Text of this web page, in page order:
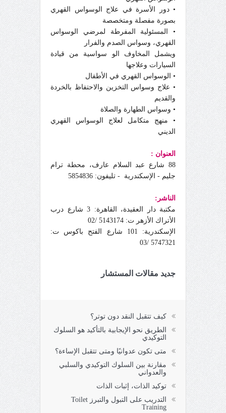
• دور الأسرة في علاج الوسواس القهري
بصورة مفصلة ومتخصصة
• المسئولية المفرطة لمرضي الوسواس
القهري، وسواس الصدم والفرار
ويشمل المخاوف الو سواسية من قيادة
السيارات وعلاجها
• الوسواس القهري في الأطفال
• علاج وسواس التخزين والاحتفاظ بالخردة
والقديم
• وسواس الطهارة والصلاة
• منهج متكامل لعلاج الوسواس القهري
الديني
العنوان :
88 شارع عبد السلام عارف، محطة ترام
جليم - الإسكندرية - تليفون: 5854836
الناشر:
مكتبة دار العقيدة، القاهرة: 3 شارع درب
الأتراك الأزهر ت: 5143174 /02
الإسكندرية: 101 شارع الفتح باكوس ت:
5747321 /03
جديد مقالات المستشار
كيف تتقبل النقد دون توتر؟
الطريق نحو الإيجابية بالتأكيد هو السلوك
التوكيدي
متى تكون عدوانيًا ومتى تتقبل الإساءة؟
مقارنة بين السلوك التوكيدي والسلبي
والعدواني
توكيد الذات، إثبات الذات
التدريب على التبول والتبرز Toilet
Training